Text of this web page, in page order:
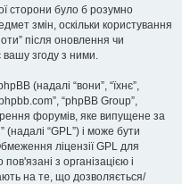
сторони було б розумно
змін, оскільки користування
після оновлення чи
згоду з ними.
(надалі “вони”, “їхнє”,
“phpBB Group”,
форумів, яке випущене за
” (надалі “GPL”) і може бути
ліцензії GPL для
з організацією і
на те, що дозволяється/